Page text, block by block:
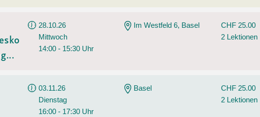
28.10.26
Mittwoch
14:00 - 15:30 Uhr
Im Westfeld 6, Basel
CHF 25.00
2 Lektionen
03.11.26
Dienstag
16:00 - 17:30 Uhr
Basel
CHF 25.00
2 Lektionen